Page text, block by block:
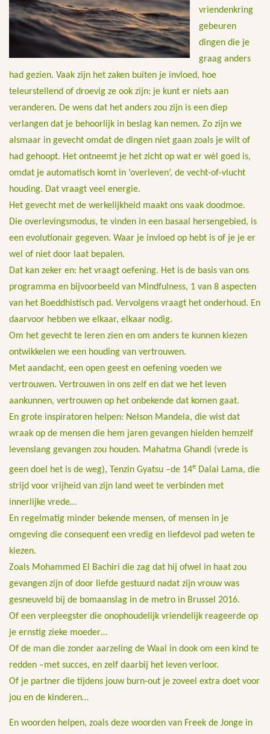
vriendenkring
gebeuren
dingen die je
graag anders
had gezien. Vaak zijn het zaken buiten je invloed, hoe
teleurstellend of droevig ze ook zijn: je kunt er niets aan
veranderen. De wens dat het anders zou zijn is een diep
verlangen dat je behoorlijk in beslag kan nemen. Zo zijn we
alsmaar in gevecht omdat de dingen niet gaan zoals je wilt of
had gehoopt. Het ontneemt je het zicht op wat er wèl goed is,
omdat je automatisch komt in ‘overleven’, de vecht-of-vlucht
houding. Dat vraagt veel energie.
Het gevecht met de werkelijkheid maakt ons vaak doodmoe.
Die overlevingsmodus, te vinden in een basaal hersengebied, is
een evolutionair gegeven. Waar je invloed op hebt is of je je er
wel of niet door laat bepalen.
Dat kan zeker en: het vraagt oefening. Het is de basis van ons
programma en bijvoorbeeld van Mindfulness, 1 van 8 aspecten
van het Boeddhistisch pad. Vervolgens vraagt het onderhoud. En
daarvoor hebben we elkaar, elkaar nodig.
Om het gevecht te leren zien en om anders te kunnen kiezen
ontwikkelen we een houding van vertrouwen.
Met aandacht, een open geest en oefening voeden we
vertrouwen. Vertrouwen in ons zelf en dat we het leven
aankunnen, vertrouwen op het onbekende dat komen gaat.
En grote inspiratoren helpen: Nelson Mandela, die wist dat
wraak op de mensen die hem jaren gevangen hielden hemzelf
levenslang gevangen zou houden. Mahatma Ghandi (vrede is
geen doel het is de weg), Tenzin Gyatsu –de 14e Dalai Lama, die
strijd voor vrijheid van zijn land weet te verbinden met
innerlijke vrede…
En regelmatig minder bekende mensen, of mensen in je
omgeving die consequent een vredig en liefdevol pad weten te
kiezen.
Zoals Mohammed El Bachiri die zag dat hij ofwel in haat zou
gevangen zijn of door liefde gestuurd nadat zijn vrouw was
gesneuveld bij de bomaanslag in de metro in Brussel 2016.
Of een verpleegster die onophoudelijk vriendelijk reageerde op
je ernstig zieke moeder…
Of de man die zonder aarzeling de Waal in dook om een kind te
redden –met succes, en zelf daarbij het leven verloor.
Of je partner die tijdens jouw burn-out je zoveel extra doet voor
jou en de kinderen…
En woorden helpen, zoals deze woorden van Freek de Jonge in